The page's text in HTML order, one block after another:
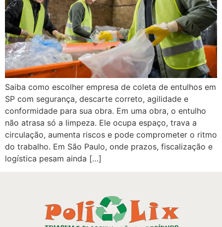
Saiba como escolher empresa de coleta de entulhos em
SP com segurança, descarte correto, agilidade e
conformidade para sua obra. Em uma obra, o entulho
não atrasa só a limpeza. Ele ocupa espaço, trava a
circulação, aumenta riscos e pode comprometer o ritmo
do trabalho. Em São Paulo, onde prazos, fiscalização e
logística pesam ainda […]